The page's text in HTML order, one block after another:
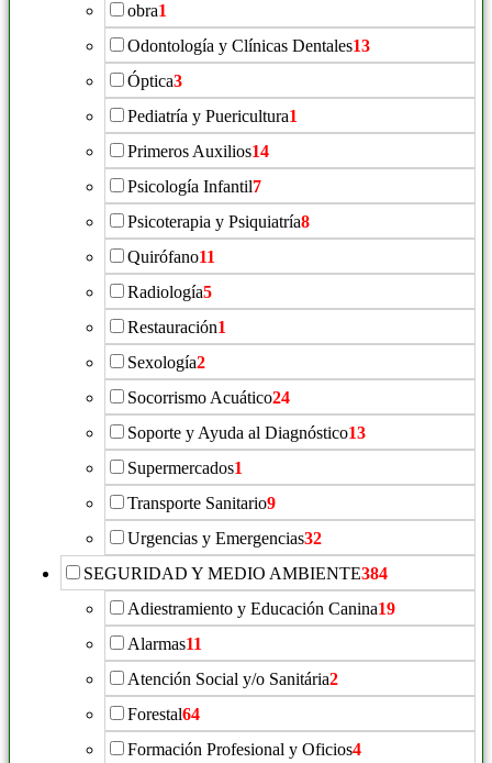
obra1
Odontología y Clínicas Dentales13
Óptica3
Pediatría y Puericultura1
Primeros Auxilios14
Psicología Infantil7
Psicoterapia y Psiquiatría8
Quirófano11
Radiología5
Restauración1
Sexología2
Socorrismo Acuático24
Soporte y Ayuda al Diagnóstico13
Supermercados1
Transporte Sanitario9
Urgencias y Emergencias32
SEGURIDAD Y MEDIO AMBIENTE384
Adiestramiento y Educación Canina19
Alarmas11
Atención Social y/o Sanitária2
Forestal64
Formación Profesional y Oficios4